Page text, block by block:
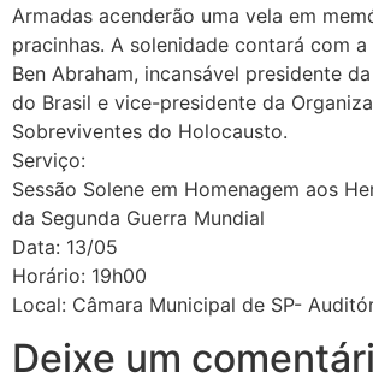
Armadas acenderão uma vela em
pracinhas. A solenidade contará com
Ben Abraham, incansável presidente
do Brasil e vice-presidente da
Sobreviventes do Holocausto.
Serviço:
Sessão Solene em Homenagem aos
da Segunda Guerra Mundial
Data: 13/05
Horário: 19h00
Local: Câmara Municipal de SP-
Deixe um